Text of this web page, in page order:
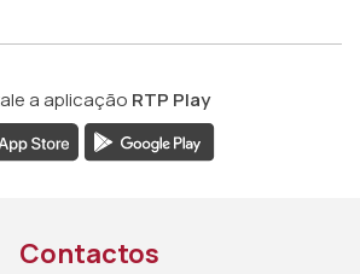
a aplicação RTP Play
Contactos